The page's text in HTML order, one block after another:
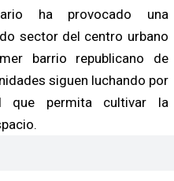
ha provocado una
sector del centro urbano
barrio republicano de
siguen luchando por
que permita cultivar la